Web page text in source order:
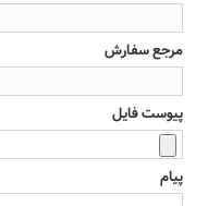
مرجع سفارش
پیوست فایل